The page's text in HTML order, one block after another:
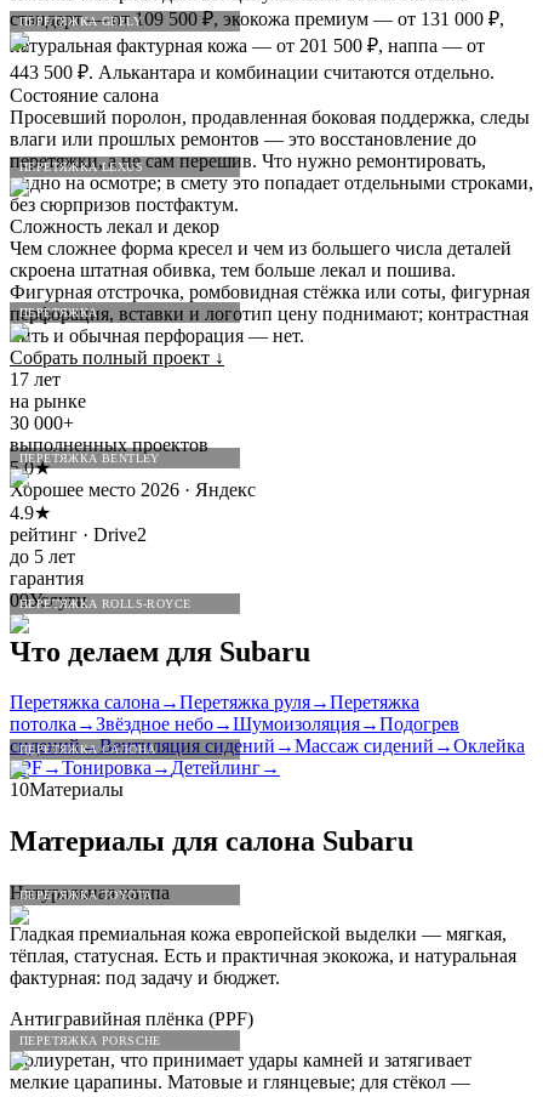
ПЕРЕТЯЖКА GEELY
ПЕРЕТЯЖКА LEXUS
ПЕРЕТЯЖКА
ПЕРЕТЯЖКА BENTLEY
ПЕРЕТЯЖКА ROLLS-ROYCE
ПЕРЕТЯЖКА САЛОНА
ПЕРЕТЯЖКА TOYOTA
ПЕРЕТЯЖКА PORSCHE
стандарт — от 109 500 ₽, экокожа премиум — от 131 000 ₽,
натуральная фактурная кожа — от 201 500 ₽, наппа — от
443 500 ₽. Алькантара и комбинации считаются отдельно.
Состояние салона
Просевший поролон, продавленная боковая поддержка, следы
влаги или прошлых ремонтов — это восстановление до
перетяжки, а не сам перешив. Что нужно ремонтировать,
видно на осмотре; в смету это попадает отдельными строками,
без сюрпризов постфактум.
Сложность лекал и декор
Чем сложнее форма кресел и чем из большего числа деталей
скроена штатная обивка, тем больше лекал и пошива.
Фигурная отстрочка, ромбовидная стёжка или соты, фигурная
перфорация, вставки и логотип цену поднимают; контрастная
нить и обычная перфорация — нет.
Собрать полный проект ↓
17 лет
на рынке
30 000+
выполненных проектов
5.0★
Хорошее место 2026 · Яндекс
4.9★
рейтинг · Drive2
до 5 лет
гарантия
09Услуги
Что делаем для Subaru
Перетяжка салона→Перетяжка руля→Перетяжка
потолка→Звёздное небо→Шумоизоляция→Подогрев
сидений→Вентиляция сидений →Массаж сидений →Оклейка
PPF→Тонировка→Детейлинг→
10Материалы
Материалы для салона Subaru
Натуральная наппа
Гладкая премиальная кожа европейской выделки — мягкая,
тёплая, статусная. Есть и практичная экокожа, и натуральная
фактурная: под задачу и бюджет.
Антигравийная плёнка (PPF)
Полиуретан, что принимает удары камней и затягивает
мелкие царапины. Матовые и глянцевые; для стёкол —